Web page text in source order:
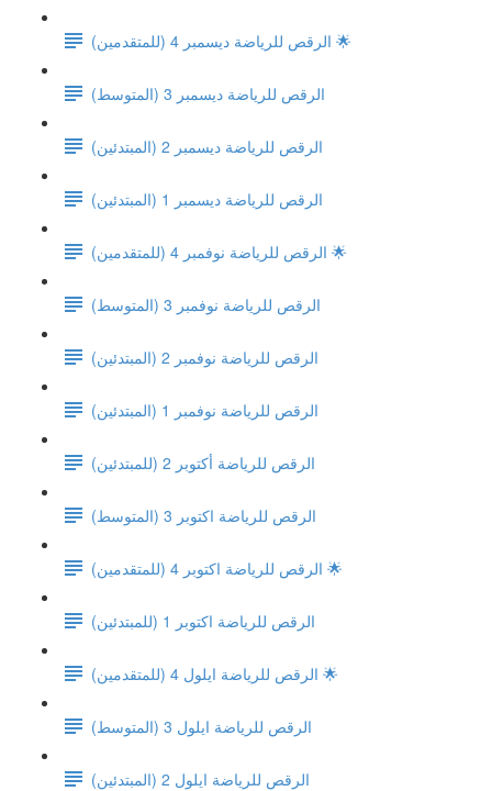
الرقص للرياضة ديسمبر 4 (للمتقدمين) 🌟
(الرقص للرياضة ديسمبر 3 (المتوسط
الرقص للرياضة ديسمبر 2 (المبتدئين)
الرقص للرياضة ديسمبر 1 (المبتدئين)
الرقص للرياضة نوفمبر 4 (للمتقدمين) 🌟
(الرقص للرياضة نوفمبر 3 (المتوسط
الرقص للرياضة نوفمبر 2 (المبتدئين)
الرقص للرياضة نوفمبر 1 (المبتدئين)
الرقص للرياضة أكتوبر 2 (للمبتدئين)
(الرقص للرياضة اكتوبر 3 (المتوسط
الرقص للرياضة اكتوبر 4 (للمتقدمين) 🌟
(الرقص للرياضة اكتوبر 1 (للمبتدئين
الرقص للرياضة ايلول 4 (للمتقدمين) 🌟
(الرقص للرياضة ايلول 3 (المتوسط
(الرقص للرياضة ايلول 2 (المبتدئين